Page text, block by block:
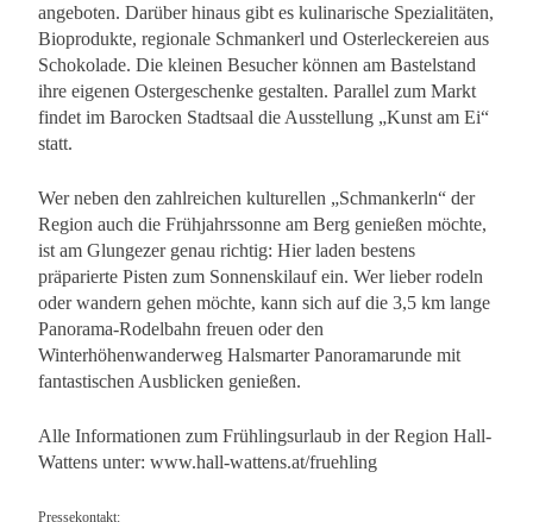
angeboten. Darüber hinaus gibt es kulinarische Spezialitäten,
Bioprodukte, regionale Schmankerl und Osterleckereien aus
Schokolade. Die kleinen Besucher können am Bastelstand
ihre eigenen Ostergeschenke gestalten. Parallel zum Markt
findet im Barocken Stadtsaal die Ausstellung „Kunst am Ei“
statt.
Wer neben den zahlreichen kulturellen „Schmankerln“ der
Region auch die Frühjahrssonne am Berg genießen möchte,
ist am Glungezer genau richtig: Hier laden bestens
präparierte Pisten zum Sonnenskilauf ein. Wer lieber rodeln
oder wandern gehen möchte, kann sich auf die 3,5 km lange
Panorama-Rodelbahn freuen oder den
Winterhöhenwanderweg Halsmarter Panoramarunde mit
fantastischen Ausblicken genießen.
Alle Informationen zum Frühlingsurlaub in der Region Hall-
Wattens unter: www.hall-wattens.at/fruehling
Pressekontakt: